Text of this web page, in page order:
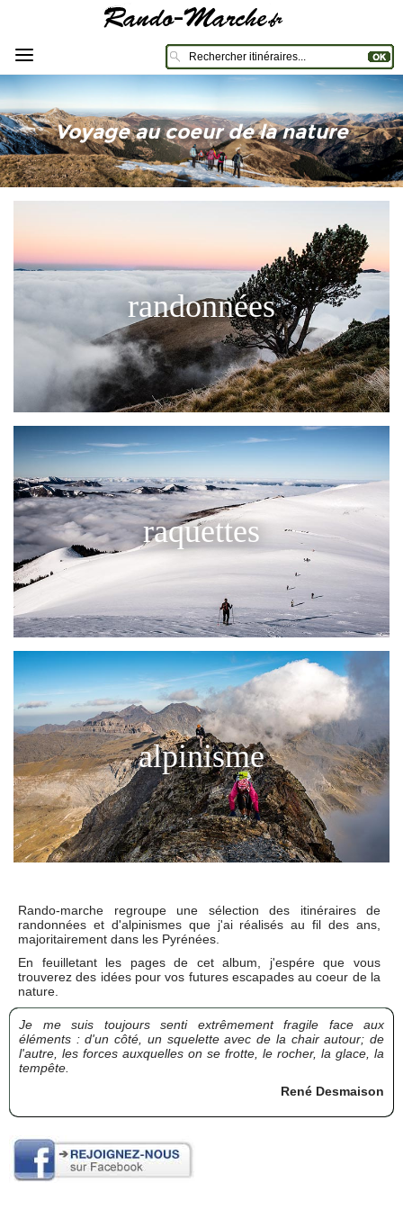
Voyage au coeur de la nature
randonnées
raquettes
alpinisme
Rando-marche regroupe une sélection des itinéraires de
randonnées et d'alpinismes que j'ai réalisés au fil des ans,
majoritairement dans les Pyrénées.
En feuilletant les pages de cet album, j'espére que vous
trouverez des idées pour vos futures escapades au coeur de la
nature.
Je me suis toujours senti extrêmement fragile face aux
éléments : d'un côté, un squelette avec de la chair autour; de
l'autre, les forces auxquelles on se frotte, le rocher, la glace, la
tempête.
René Desmaison